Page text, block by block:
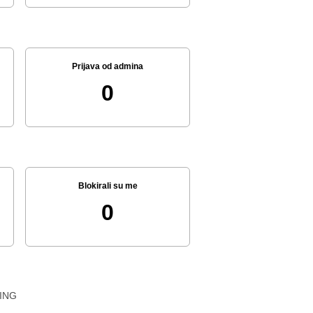
Prijava od admina
0
Blokirali su me
0